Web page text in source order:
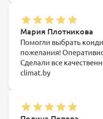
Мария Плотникова
Помогли выбрать
пожелания!
Сделали все
climat.by